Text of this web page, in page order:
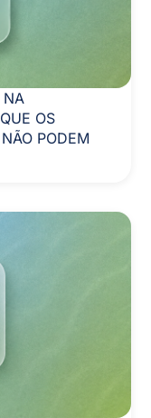
NA
OS
PODEM